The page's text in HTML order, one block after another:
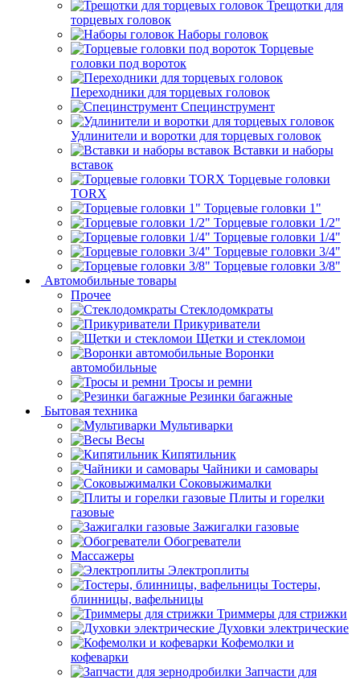
Трещотки для
торцевых головок
Наборы головок
Торцевые
головки под вороток
Переходники для торцевых головок
Специнструмент
Удлинители и воротки для торцевых головок
Вставки и наборы
вставок
Торцевые головки
TORX
Торцевые головки 1"
Торцевые головки 1/2"
Торцевые головки 1/4"
Торцевые головки 3/4"
Торцевые головки 3/8"
Автомобильные товары
Прочее
Стеклодомкраты
Прикуриватели
Щетки и стекломои
Воронки
автомобильные
Тросы и ремни
Резинки багажные
Бытовая техника
Мультиварки
Весы
Кипятильник
Чайники и самовары
Соковыжималки
Плиты и горелки
газовые
Зажигалки газовые
Обогреватели
Массажеры
Электроплиты
Тостеры,
блинницы, вафельницы
Триммеры для стрижки
Духовки электрические
Кофемолки и
кофеварки
Запчасти для